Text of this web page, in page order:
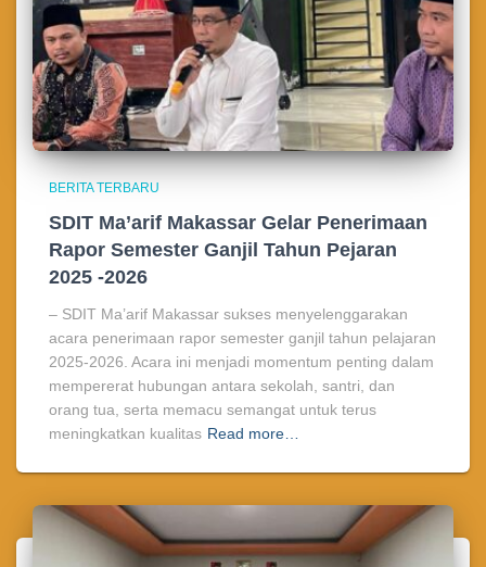
BERITA TERBARU
SDIT Ma’arif Makassar Gelar Penerimaan
Rapor Semester Ganjil Tahun Pejaran
2025 -2026
– SDIT Ma’arif Makassar sukses menyelenggarakan
acara penerimaan rapor semester ganjil tahun pelajaran
2025-2026. Acara ini menjadi momentum penting dalam
mempererat hubungan antara sekolah, santri, dan
orang tua, serta memacu semangat untuk terus
meningkatkan kualitas Read more…